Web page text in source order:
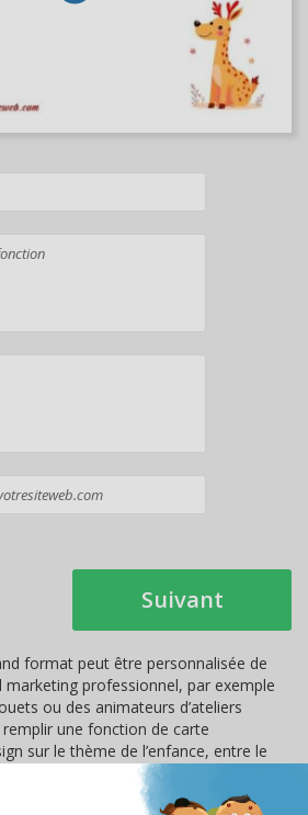
Suivant
format peut être personnalisée de
professionnel, par exemple
ou des animateurs d’ateliers
remplir une fonction de carte
sur le thème de l’enfance, entre le
enfantine, cette carte de visite
une invitation à une fête de famille, un